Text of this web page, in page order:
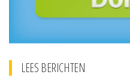
LEES BERICHTEN